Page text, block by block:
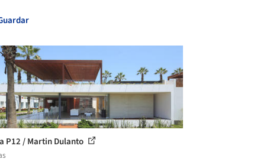
P12 / Martin Dulanto